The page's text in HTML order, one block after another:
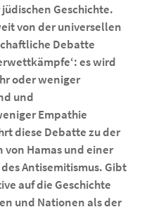
Geschichte.
von der universellen
Debatte
es wird
oder weniger
und
Empathie
diese Debatte zu der
Hamas und einer
Antisemitismus. Gibt
auf die Geschichte
und Nationen als der